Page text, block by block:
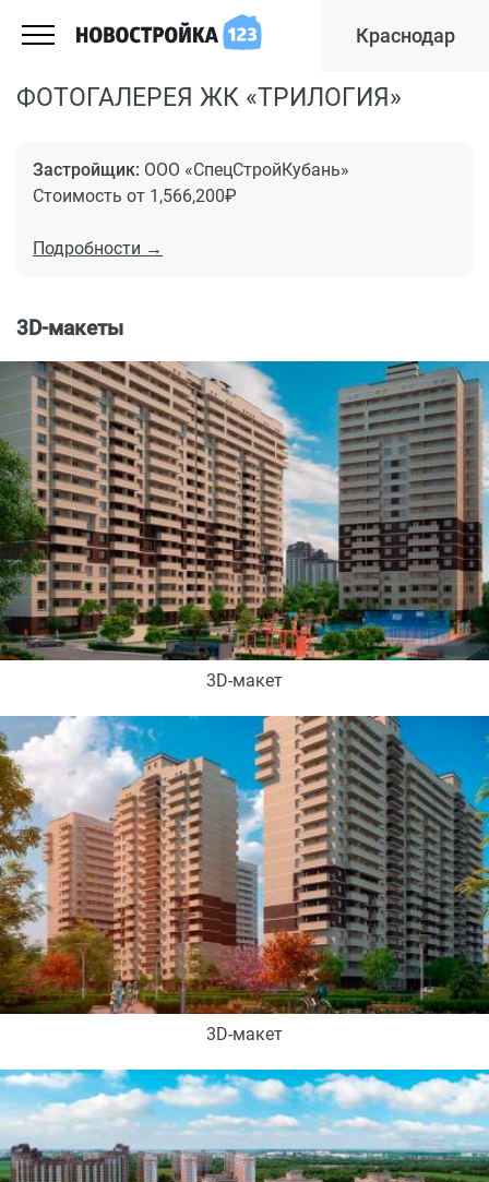
Краснодар
ФОТОГАЛЕРЕЯ ЖК «ТРИЛОГИЯ»
Застройщик: ООО «СпецСтройКубань»
Стоимость от 1,566,200₽
Подробности →
3D-макеты
3D-макет
3D-макет